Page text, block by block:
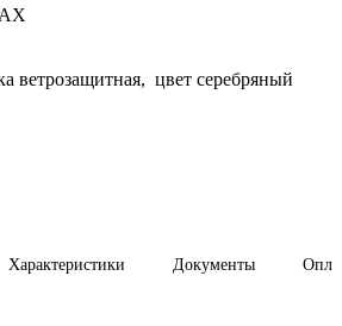
ветрозащитная, цвет серебряный
Характеристики Документы